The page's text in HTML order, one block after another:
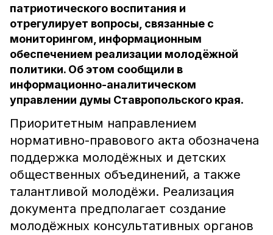
патриотического воспитания и
отрегулирует вопросы, связанные с
мониторингом, информационным
обеспечением реализации молодёжной
политики. Об этом сообщили в
информационно-аналитическом
управлении думы Ставропольского края.
Приоритетным направлением
нормативно-правового акта обозначена
поддержка молодёжных и детских
общественных объединений, а также
талантливой молодёжи. Реализация
документа предполагает создание
молодёжных консультативных органов